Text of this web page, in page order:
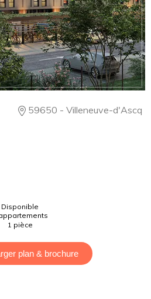
59650 - Villeneuve-d'Ascq
Disponible
1 pièce
plan & brochure